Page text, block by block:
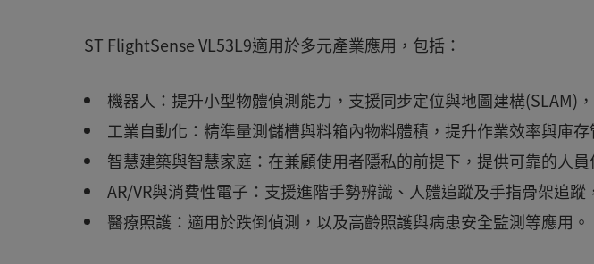
ST FlightSense VL53L9適用於多元產業應用，包括：
機器人：提升小型物體偵測能力，支援同步定位與地圖建構(SLAM)
工業自動化：精準量測儲槽與料箱內物料體積，提升作業效率與庫存
智慧建築與智慧家庭：在兼顧使用者隱私的前提下，提供可靠的人員
AR/VR與消費性電子：支援進階手勢辨識、人體追蹤及手指骨架追蹤
醫療照護：適用於跌倒偵測，以及高齡照護與病患安全監測等應用。